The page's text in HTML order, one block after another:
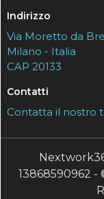
Indirizzo
Via Moretto da
Milano - Italia
CAP 20133
Contatti
Contatta il nostro
13868590962 -